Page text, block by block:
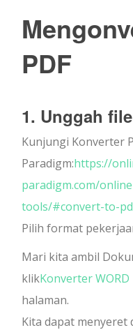
PDF
1. Unggah
Kunjungi Konverter
Paradigm:https://
paradigm.com/
tools/#convert-to-
Pilih format
Mari kita ambil
klikKonverter WORD
halaman.
Kita dapat menyeret